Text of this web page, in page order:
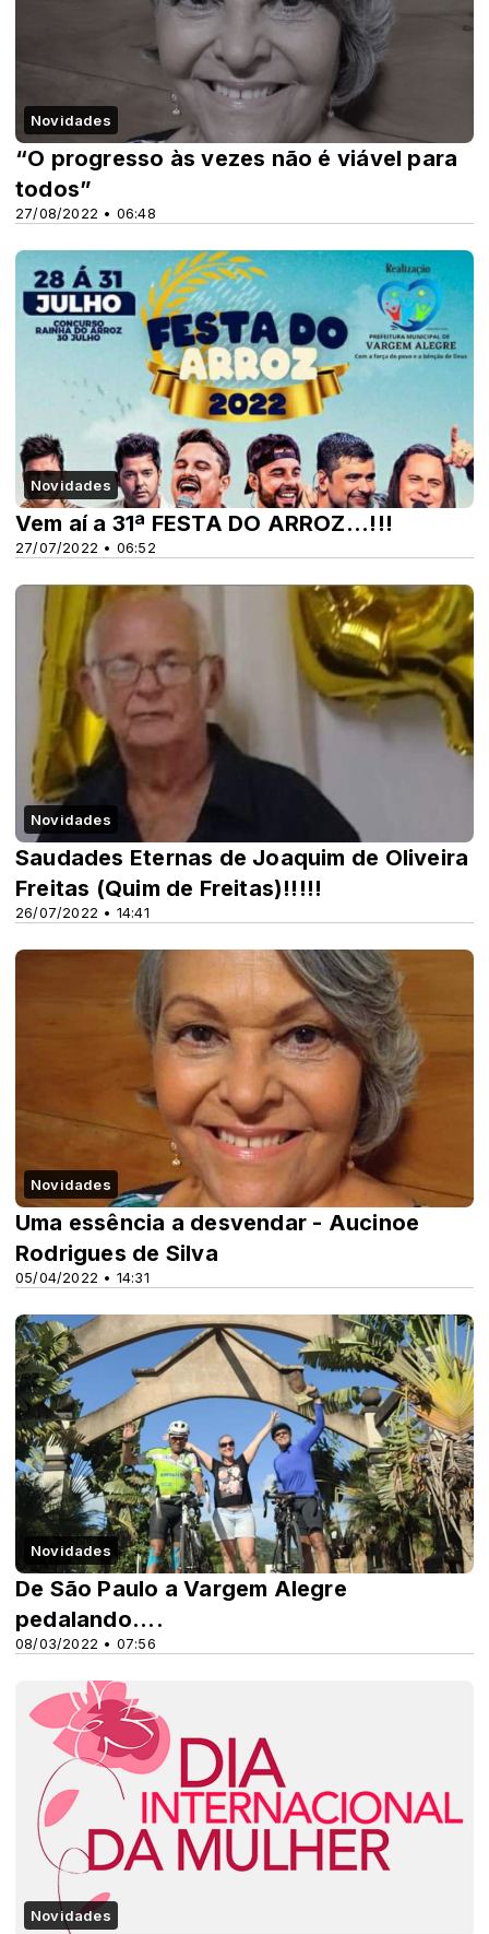
Novidades
27/08/2022 • 06:48
“O progresso às vezes não é viável para
todos”
Novidades
27/07/2022 • 06:52
Vem aí a 31ª FESTA DO ARROZ...!!!
Novidades
26/07/2022 • 14:41
Saudades Eternas de Joaquim de Oliveira
Freitas (Quim de Freitas)!!!!!
Novidades
05/04/2022 • 14:31
Uma essência a desvendar - Aucinoe
Rodrigues de Silva
Novidades
08/03/2022 • 07:56
De São Paulo a Vargem Alegre
pedalando....
Novidades